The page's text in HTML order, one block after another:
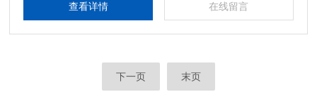
查看详情 在线留言
下一页 末页